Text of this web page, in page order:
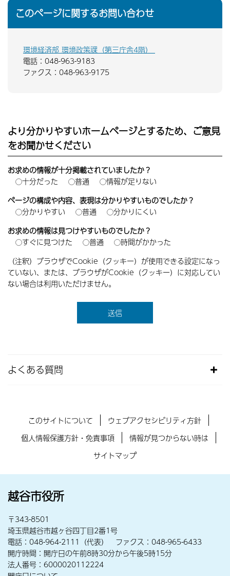
このページに関するお問い合わせ
環境経済部 環境政策課（第三庁舎4階）
電話：048-963-9183
ファクス：048-963-9175
より分かりやすいホームページとするため、ご意見
をお聞かせください
お求めの情報が十分掲載されていましたか？
十分だった
普通
情報が足りない
ページの構成や内容、表現は分かりやすいものでしたか？
分かりやすい
普通
分かりにくい
お求めの情報は見つけやすいものでしたか？
すぐに見つけた
普通
時間がかかった
（注釈）ブラウザでCookie（クッキー）が使用できる設定になっ
ていない、または、ブラウザがCookie（クッキー）に対応してい
ない場合は利用いただけません。
よくある質問
このサイトについて
ウェブアクセシビリティ方針
個人情報保護方針・免責事項
情報が見つからない時は
サイトマップ
越谷市役所
〒343-8501
埼玉県越谷市越ヶ谷四丁目2番1号
電話：048-964-2111（代表） ファクス：048-965-6433
開庁時間：開庁日の午前8時30分から午後5時15分
法人番号：6000020112224